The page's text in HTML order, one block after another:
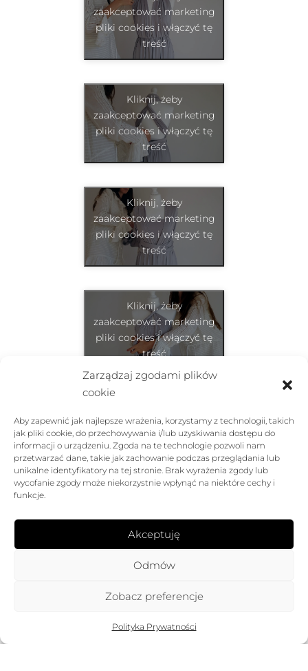
Zarządzaj zgodami plików
cookie
Aby zapewnić jak najlepsze wrażenia, korzystamy z technologii, takich
jak pliki cookie, do przechowywania i/lub uzyskiwania dostępu do
informacji o urządzeniu. Zgoda na te technologie pozwoli nam
przetwarzać dane, takie jak zachowanie podczas przeglądania lub
unikalne identyfikatory na tej stronie. Brak wyrażenia zgody lub
wycofanie zgody może niekorzystnie wpłynąć na niektóre cechy i
funkcje.
Akceptuję
Odmów
Zobacz preferencje
Polityka Prywatności
zaakceptować marketing
pliki cookies i włączyć tę
treść
Kliknij, żeby
zaakceptować marketing
pliki cookies i włączyć tę
treść
Kliknij, żeby
zaakceptować marketing
pliki cookies i włączyć tę
treść
Kliknij, żeby
zaakceptować marketing
pliki cookies i włączyć tę
treść
FIRMA
POMOC
SKLEP
FOLLOW US